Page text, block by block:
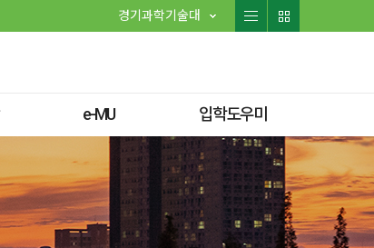
e-MU 입학도우미
경기과학기술대